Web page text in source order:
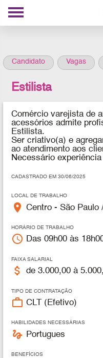
Candidato Vagas
Estilista
Comércio varejista de
acessórios admite
Estilista.
Ser criativo(a) e
ao atendimento aos
Necessário
CADASTRADO EM 30/06/2025
LOCAL DE TRABALHO
place Centro - São Paulo
HORÁRIO DE TRABALHO
access_time Das 09h00 às
FAIXA SALARIAL
attach_money de 3.000,00 à
TIPO DE CONTRATAÇÃO
work_outline CLT (Efetivo)
HABILIDADES NECESSÁRIAS
gesture Portugues
BENEFÍCIOS